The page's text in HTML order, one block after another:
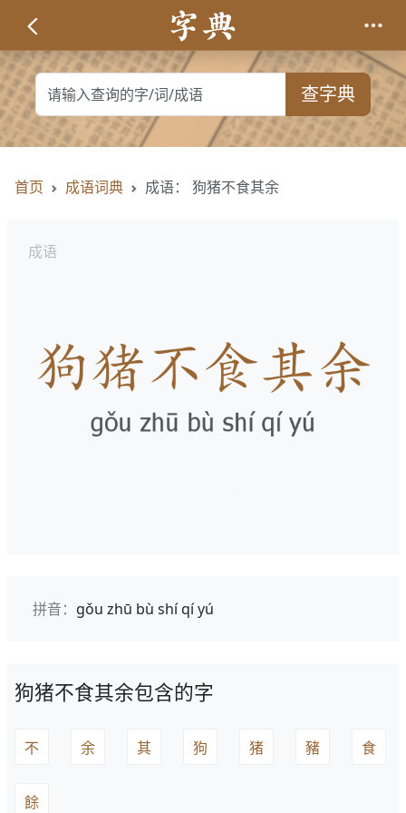
查字典
首页 成语词典 成语： 狗猪不食其余
成语
拼音： gǒu zhū bù shí qí yú
狗猪不食其余包含的字
不 余 其 狗 猪 豬 食
餘